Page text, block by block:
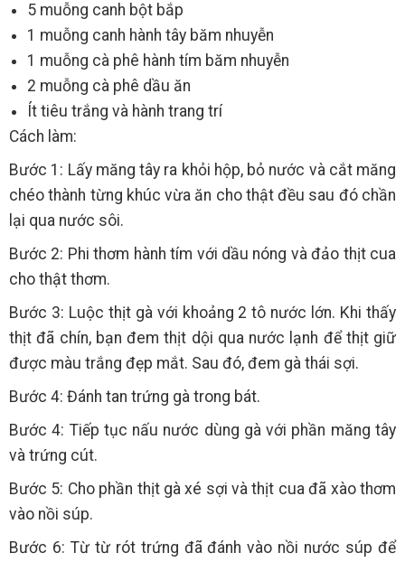
5 muỗng canh bột bắp
1 muỗng canh hành tây băm nhuyễn
1 muỗng cà phê hành tím băm nhuyễn
2 muỗng cà phê dầu ăn
Ít tiêu trắng và hành trang trí
Cách làm:
Bước 1: Lấy măng tây ra khỏi hộp, bỏ nước và cắt măng
chéo thành từng khúc vừa ăn cho thật đều sau đó chần
lại qua nước sôi.
Bước 2: Phi thơm hành tím với dầu nóng và đảo thịt cua
cho thật thơm.
Bước 3: Luộc thịt gà với khoảng 2 tô nước lớn. Khi thấy
thịt đã chín, bạn đem thịt dội qua nước lạnh để thịt giữ
được màu trắng đẹp mắt. Sau đó, đem gà thái sợi.
Bước 4: Đánh tan trứng gà trong bát.
Bước 4: Tiếp tục nấu nước dùng gà với phần măng tây
và trứng cút.
Bước 5: Cho phần thịt gà xé sợi và thịt cua đã xào thơm
vào nồi súp.
Bước 6: Từ từ rót trứng đã đánh vào nồi nước súp để